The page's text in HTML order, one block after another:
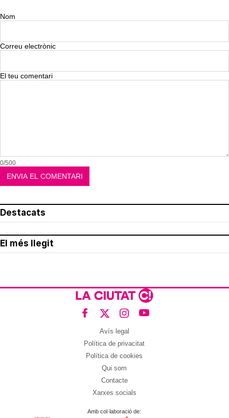
Nom
Correu electrònic
El teu comentari
0/500
Destacats
El més llegit
Avís legal
Política de privacitat
Política de cookies
Qui som
Contacte
Xarxes socials
Amb col·laboració de: